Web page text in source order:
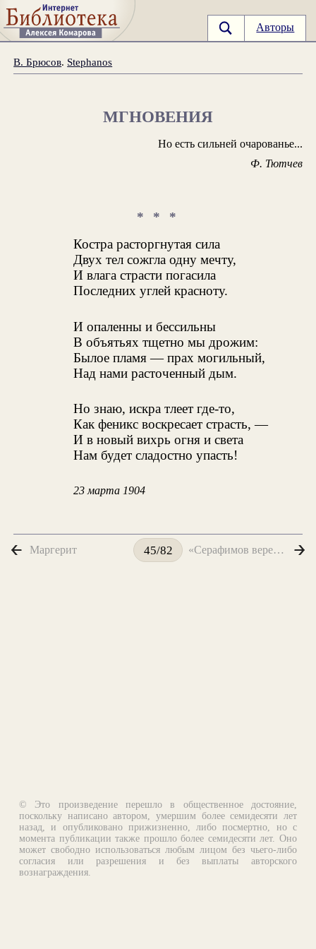
Авторы
В. Брюсов. Stephanos
МГНОВЕНИЯ
Но есть сильней очарованье...
Ф. Тютчев
* * *
Костра расторгнутая сила
Двух тел сожгла одну мечту,
И влага страсти погасила
Последних углей красноту.
И опаленны и бессильны
В объятьях тщетно мы дрожим:
Былое пламя — прах могильный,
Над нами расточенный дым.
Но знаю, искра тлеет где-то,
Как феникс воскресает страсть, —
И в новый вихрь огня и света
Нам будет сладостно упасть!
23 марта 1904
Маргерит 45/82 «Серафимов вереницы...»
© Это произведение перешло в общественное достояние,
поскольку написано автором, умершим более семидесяти лет
назад, и опубликовано прижизненно, либо посмертно, но с
момента публикации также прошло более семидесяти лет. Оно
может свободно использоваться любым лицом без чьего-либо
согласия или разрешения и без выплаты авторского
вознаграждения.